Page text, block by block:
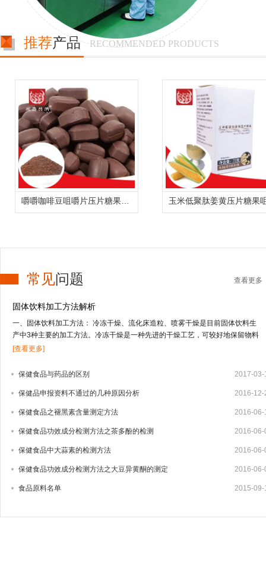
推荐产品 RECOMMENDED PRODUCTS
常见问题 查看更多
固体饮料加工方法解析
一、固体饮料加工方法： 冷冻干燥、流化床造粒、喷雾干燥是目前固体饮料生
产中3种主要的加工方法。冷冻干燥是一种先进的干燥工艺，可较好地保留物料
的营养及风味成分，但投资高，应用受到限制；流化床造粒适合于低果汁或不含
热温度低、时间短，能较好地保留物料的营养及风味成分。固体饮料的其它加工
结成固体的冰，在真空条件下，使水直接升华变成水蒸汽逸出，从而把水从物料
法生产固体饮料还很少，只有少部分附加值较高的产品如速溶茶粉、咖啡粉中应
用。2、流化床造粒 造粒技术有湿法造粒、干法造粒、快速搅拌制粒技术以及流
干燥等3个步骤在密闭容器内一次完成的新型制粒技术，可大大减少辅料量，制
出的颗粒大小均匀，效果好。1959年，美国威斯康星州的Wurster博士首先提出
于20世纪80年代相...
[查看更多]
保健食品与药品的区别 2017-03-
保健品申报资料不通过的几种原因分析 2016-12-
保健食品之褪黑素含量测定方法 2016-06-
保健食品功效成分检测方法之茶多酚的检测 2016-06-
保健食品中大蒜素的检测方法 2016-06-
保健食品功效成分检测方法之大豆异黄酮的测定 2016-06-
食品原料名单 2015-09-